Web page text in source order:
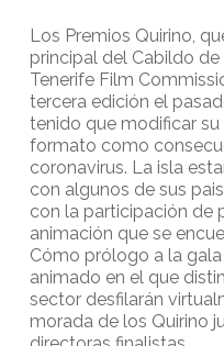
Los Premios Quirino,
principal del Cabildo
Tenerife Film
tercera edición el
tenido que modificar
formato como
coronavirus. La isla
con algunos de sus
con la participación de
animación que se
Cómo prólogo a la
animado en el que
sector desfilarán
morada de los Quirino